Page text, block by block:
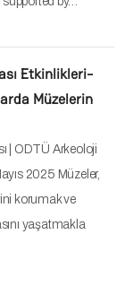
Etkinlikleri-
Müzelerin
| ODTÜ Arkeoloji
2025 Müzeler,
korumak ve
yaşatmakla